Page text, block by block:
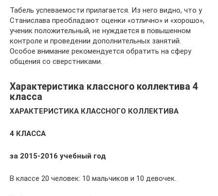
Табель успеваемости прилагается. Из него видно, что у
Станислава преобладают оценки «отлично» и «хорошо»,
ученик положительный, не нуждается в повышенном
контроле и проведении дополнительных занятий.
Особое внимание рекомендуется обратить на сферу
общения со сверстниками.
Характеристика классного коллектива 4
класса
ХАРАКТЕРИСТИКА КЛАССНОГО КОЛЛЕКТИВА
4 КЛАССА
за 2015-2016 учебный год
В классе 20 человек: 10 мальчиков и 10 девочек.